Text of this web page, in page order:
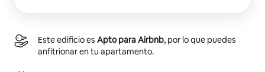
Este edificio es Apto para Airbnb, por lo que puedes
anfitrionar en tu apartamento.